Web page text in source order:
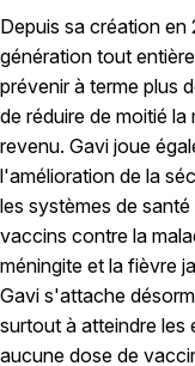
Depuis sa création
génération tout
prévenir à terme plus
de réduire de moitié
revenu. Gavi joue
l'amélioration de la
les systèmes de
vaccins contre la
méningite et la fièvre
Gavi s'attache
surtout à atteindre les
aucune dose de